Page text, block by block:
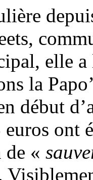
elle a
la
début
ont
«